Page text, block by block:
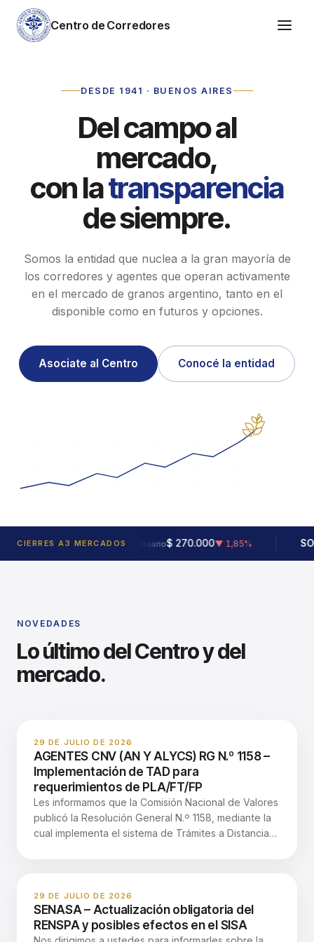
Centro de Corredores
DESDE 1941 · BUENOS AIRES
Del campo al
mercado,
con latransparencia
de siempre.
Somos la entidad que nuclea a la gran mayoría de
los corredores y agentes que operan activamente
en el mercado de granos argentino, tanto en el
disponible como en futuros y opciones.
Asociate al Centro Conocé la entidad
CIERRES A3 MERCADOS
MAÍZ SpotRosario$ 270.000▼ 1,85% SOJA
NOVEDADES
Lo último del Centro y del
mercado.
29 DE JULIO DE 2026
AGENTES CNV (AN Y ALYCS) RG N.º 1158 –
Implementación de TAD para
requerimientos de PLA/FT/FP
Les informamos que la Comisión Nacional de Valores
publicó la Resolución General N.º 1158, mediante la
cual implementa el sistema de Trámites a Distancia
Prevención del Lavado de Activos, la Financiación
del Terrorismo y la Financiación de la Proliferación
—PLA/FT/FP—. La medida entrará en vigencia el 10
29 DE JULIO DE 2026
SENASA – Actualización obligatoria del
RENSPA y posibles efectos en el SISA